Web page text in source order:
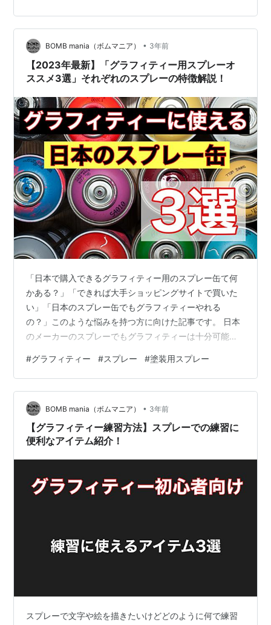
SNSアカウント
https://www.instagram.com/cazul137/%EF%BC%89
Webサイト 引用:https…
BOMB mania（ボムマニア） • 3年前
【2023年最新】「グラフィティー用スプレーオ
ススメ3選」それぞれのスプレーの特徴解説！
「日本で購入できるグラフィティー用のスプレー缶て何
かある？」「できれば大手ショッピングサイトで買いた
い」「日本のスプレー缶でもグラフィティーやれる
の？」このような悩みを持つ方に向けた記事です。 日本
のメーカーのスプレーでもグラフィティーは十分可能で
です。 ニュースプレーラッカー クリエイティブカラース
プレー DCMアクリルスプレー 全て楽天市場で購入でき
ます。 hb.afl.rakuten.co.jp >>DCMアクリルスプレーを
楽天で見る メルカリではごくまれに格安で出品されてい
ます。 >>メルカリでDCMのスプレーを探す それぞれの
特徴と…
#グラフィティー #スプレー #塗装用スプレー
BOMB mania（ボムマニア） • 3年前
【グラフィティー練習方法】スプレーでの練習に
便利なアイテム紹介！
スプレーで文字や絵を描きたいけどどのように何で練習